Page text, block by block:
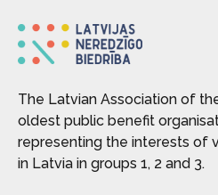
The Latvian Association of
oldest public benefit
representing the interests of
in Latvia in groups 1, 2 and 3.